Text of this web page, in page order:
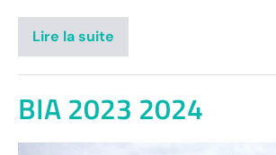
Lire la suite
BIA 2023 2024